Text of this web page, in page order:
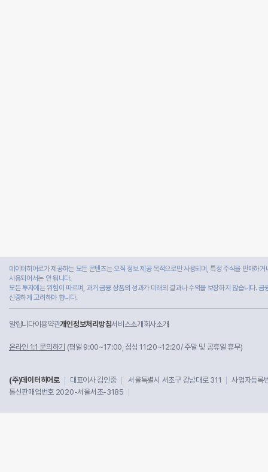
데이터히어로가 제공하는 모든 콘텐츠는 오직 정보 제공 목적으로만 사용되며, 특정 주식을 판매하
사용되어서는 안 됩니다.
모든 투자에는 위험이 따르며, 과거 금융 상품의 성과가 미래의 결과나 수익을 보장하지 않습니다.
신중하게 고려해야 합니다.
알립니다이용약관개인정보처리방침서비스소개 회사소개
온라인 1:1 문의하기 (평일 9:00~17:00, 점심 11:20~12:20/ 주말 및 공휴일 휴무)
(주)데이터히어로 대표이사 김인중 서울특별시 서초구 강남대로 311
사업자등
통신판매업번호 2020-서울서초-3185